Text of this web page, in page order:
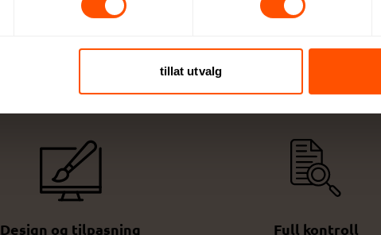
tillat utvalg
Dette kan du forvente:
Design og tilpasning Full kontroll